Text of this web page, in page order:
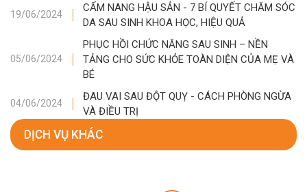
19/06/2024
CẨM NANG HẬU SẢN - 7 BÍ QUYẾT CHĂM SÓC
DA SAU SINH KHOA HỌC, HIỆU QUẢ
05/06/2024
PHỤC HỒI CHỨC NĂNG SAU SINH – NỀN
TẢNG CHO SỨC KHỎE TOÀN DIỆN CỦA MẸ VÀ
BÉ
04/06/2024
ĐAU VAI SAU ĐỘT QUỴ - CÁCH PHÒNG NGỪA
VÀ ĐIỀU TRỊ
DỊCH VỤ KHÁC